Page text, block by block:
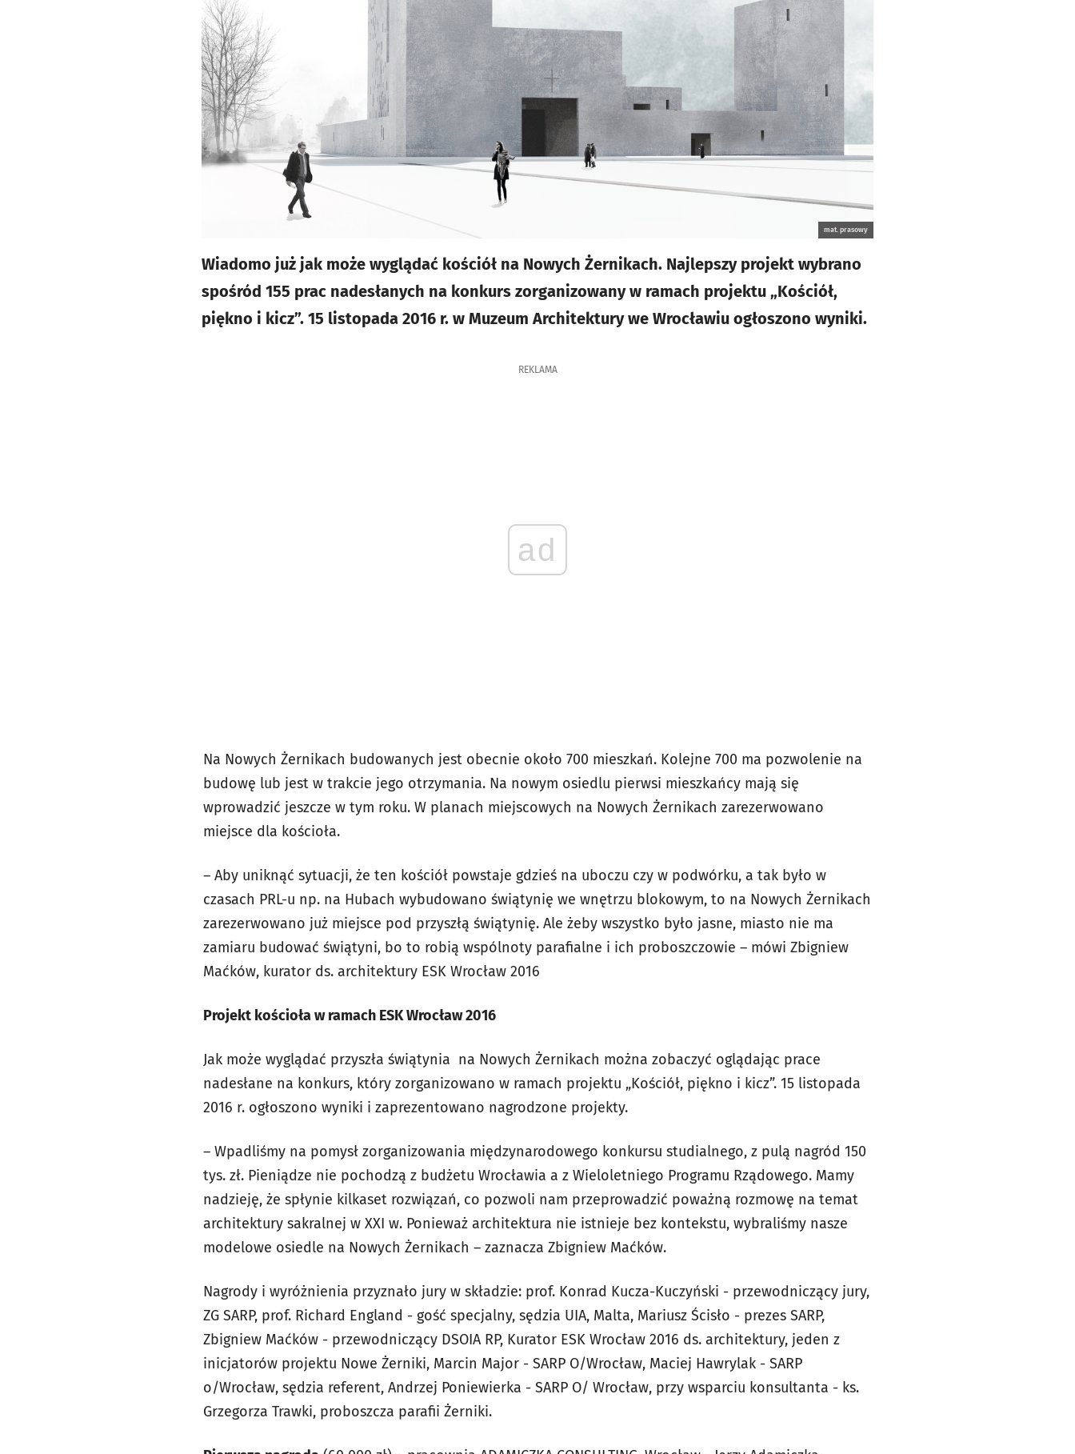
mat. prasowy
Wiadomo już jak może wyglądać kościół na Nowych Żernikach. Najlepszy projekt wybrano
spośród 155 prac nadesłanych na konkurs zorganizowany w ramach projektu „Kościół,
piękno i kicz”. 15 listopada 2016 r. w Muzeum Architektury we Wrocławiu ogłoszono wyniki.
REKLAMA
ad
Na Nowych Żernikach budowanych jest obecnie około 700 mieszkań. Kolejne 700 ma pozwolenie na
budowę lub jest w trakcie jego otrzymania. Na nowym osiedlu pierwsi mieszkańcy mają się
wprowadzić jeszcze w tym roku. W planach miejscowych na Nowych Żernikach zarezerwowano
miejsce dla kościoła.
– Aby uniknąć sytuacji, że ten kościół powstaje gdzieś na uboczu czy w podwórku, a tak było w
czasach PRL-u np. na Hubach wybudowano świątynię we wnętrzu blokowym, to na Nowych Żernikach
zarezerwowano już miejsce pod przyszłą świątynię. Ale żeby wszystko było jasne, miasto nie ma
zamiaru budować świątyni, bo to robią wspólnoty parafialne i ich proboszczowie – mówi Zbigniew
Maćków, kurator ds. architektury ESK Wrocław 2016
Projekt kościoła w ramach ESK Wrocław 2016
Jak może wyglądać przyszła świątynia na Nowych Żernikach można zobaczyć oglądając prace
nadesłane na konkurs, który zorganizowano w ramach projektu „Kościół, piękno i kicz”. 15 listopada
2016 r. ogłoszono wyniki i zaprezentowano nagrodzone projekty.
– Wpadliśmy na pomysł zorganizowania międzynarodowego konkursu studialnego, z pulą nagród 150
tys. zł. Pieniądze nie pochodzą z budżetu Wrocławia a z Wieloletniego Programu Rządowego. Mamy
nadzieję, że spłynie kilkaset rozwiązań, co pozwoli nam przeprowadzić poważną rozmowę na temat
architektury sakralnej w XXI w. Ponieważ architektura nie istnieje bez kontekstu, wybraliśmy nasze
modelowe osiedle na Nowych Żernikach – zaznacza Zbigniew Maćków.
Nagrody i wyróżnienia przyznało jury w składzie: prof. Konrad Kucza-Kuczyński - przewodniczący jury,
ZG SARP, prof. Richard England - gość specjalny, sędzia UIA, Malta, Mariusz Ścisło - prezes SARP,
Zbigniew Maćków - przewodniczący DSOIA RP, Kurator ESK Wrocław 2016 ds. architektury, jeden z
inicjatorów projektu Nowe Żerniki, Marcin Major - SARP O/Wrocław, Maciej Hawrylak - SARP
o/Wrocław, sędzia referent, Andrzej Poniewierka - SARP O/ Wrocław, przy wsparciu konsultanta - ks.
Grzegorza Trawki, proboszcza parafii Żerniki.